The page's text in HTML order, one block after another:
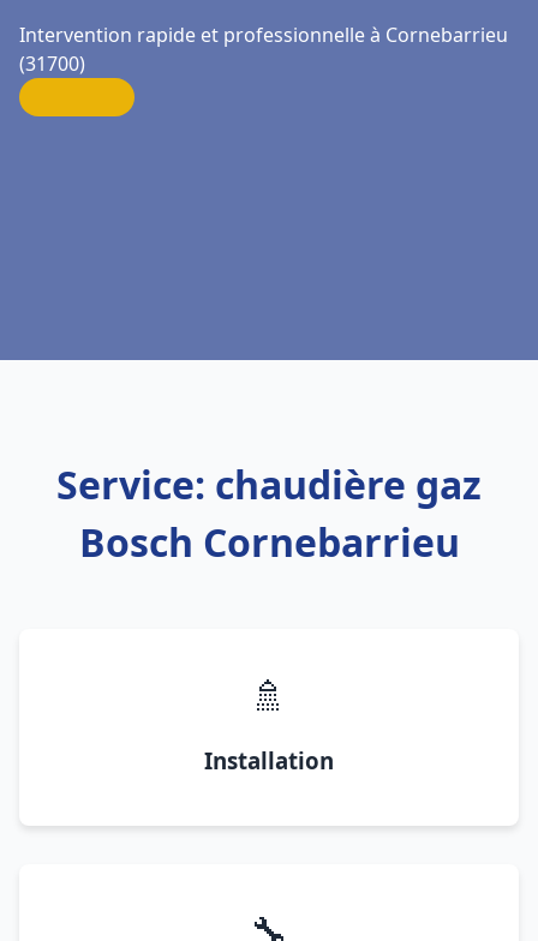
Intervention rapide et professionnelle à Cornebarrieu
(31700)
Service: chaudière gaz
Bosch Cornebarrieu
🚿
Installation